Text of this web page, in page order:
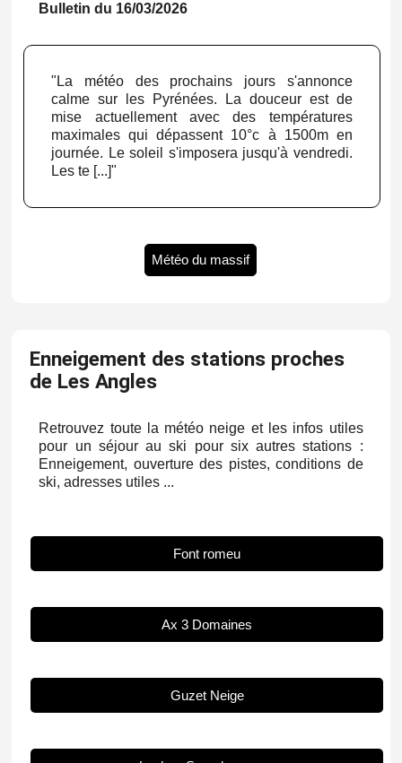
Bulletin du 16/03/2026
"La météo des prochains jours s'annonce
calme sur les Pyrénées. La douceur est de
mise actuellement avec des températures
maximales qui dépassent 10°c à 1500m en
journée. Le soleil s'imposera jusqu'à vendredi.
Les te [...]"
Météo du massif
Enneigement des stations proches
de Les Angles
Retrouvez toute la météo neige et les infos utiles
pour un séjour au ski pour six autres stations :
Enneigement, ouverture des pistes, conditions de
ski, adresses utiles ...
Font romeu
Ax 3 Domaines
Guzet Neige